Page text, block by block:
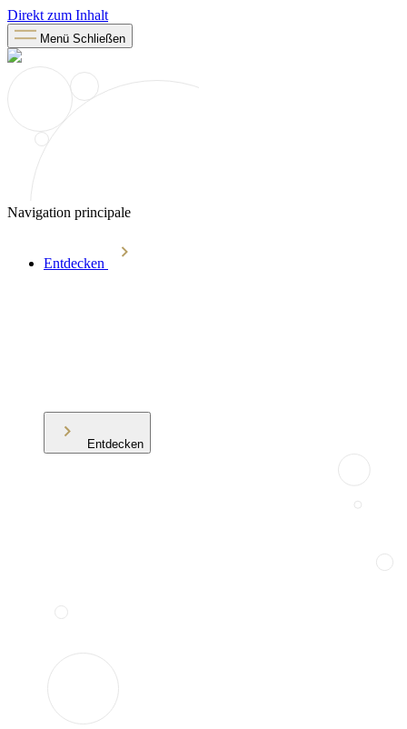
Direkt zum Inhalt
Menü Schließen
Navigation principale
Entdecken
Entdecken